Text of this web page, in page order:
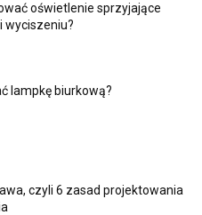
oświetlenie sprzyjające
wyciszeniu?
lampkę biurkową?
czyli 6 zasad projektowania